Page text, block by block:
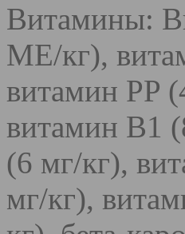
Витамины:
МЕ/кг),
витамин PP
витамин B1
(6 мг/кг),
мг/кг),